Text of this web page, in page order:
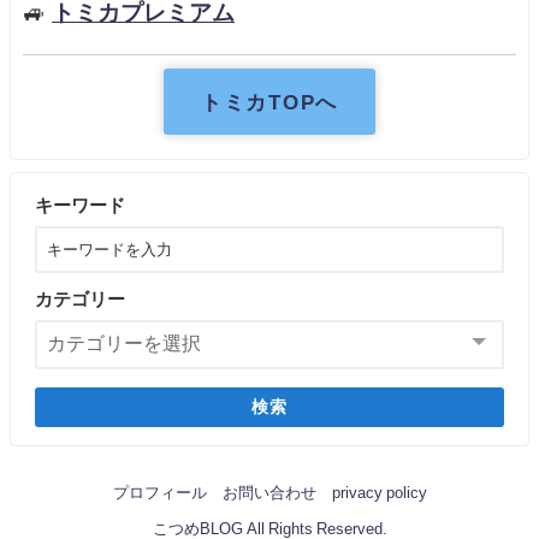
🚙 トミカプレミアム
トミカTOPへ
キーワード
カテゴリー
検索
プロフィール お問い合わせ privacy policy
こつめBLOG All Rights Reserved.